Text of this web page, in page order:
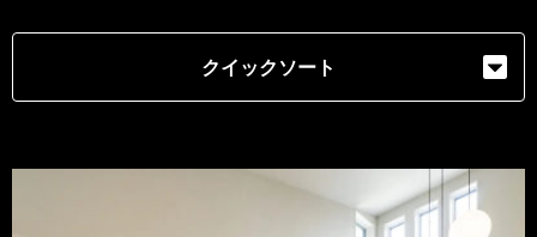
クイックソート